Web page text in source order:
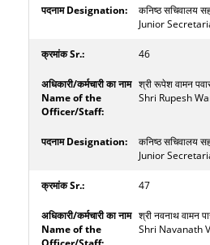
कनिष्‍ठ सचिवालय
Junior
46
श्री रूपेश वामन
Shri Rupesh
कनिष्‍ठ सचिवालय
Junior
47
श्री नवनाथ वामन
Shri Navanath